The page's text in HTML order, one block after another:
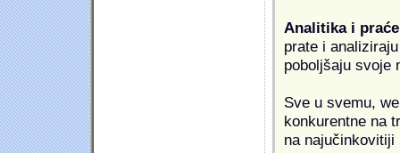
Analitika i
prate i
poboljšaju svoje
Sve u svemu,
konkurentne na
na najučinkovitiji